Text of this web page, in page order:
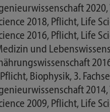
2018, Pflicht, Life
2016, Pflicht, Life
und
Biophysik, 3.
2009, Pflicht, Life